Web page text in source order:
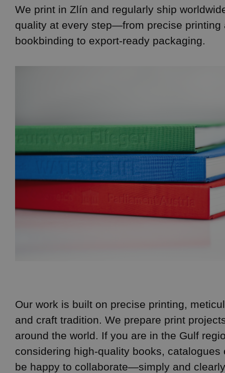
CZ
We print in Zlín and regularly ship
quality at every step—from precise printing
bookbinding to export-ready packaging.
Our work is built on precise printing,
and craft tradition. We prepare print
around the world. If you are in the Gulf
considering high-quality books, catalogues
be happy to collaborate—simply and